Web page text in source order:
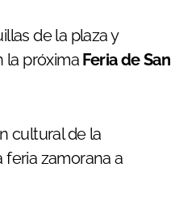
de la plaza y
la próxima Feria de San
cultural de la
zamorana a